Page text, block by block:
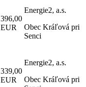
396,00
EUR
Energie2, a.s.
Obec Kráľová pri
Senci
339,00
EUR
Energie2, a.s.
Obec Kráľová pri